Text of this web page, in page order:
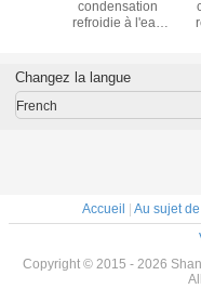
condensation
refroidie à l'eau
Danfoss
Copeland
Changez la langue
French
Accueil Au sujet
Copyright © 2015 - 2026